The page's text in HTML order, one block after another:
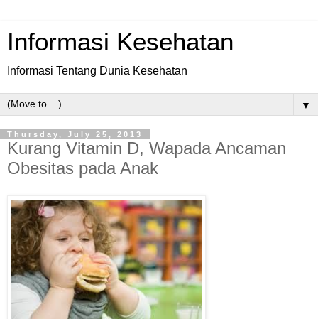
Informasi Kesehatan
Informasi Tentang Dunia Kesehatan
▼
Thursday, July 25, 2013
Kurang Vitamin D, Wapada Ancaman
Obesitas pada Anak